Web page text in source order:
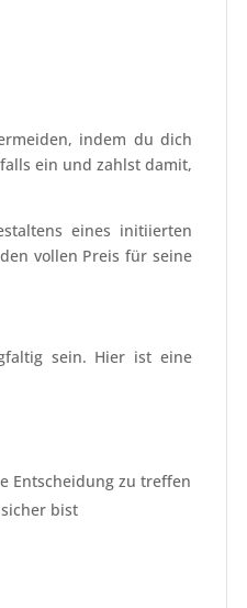
indem du dich
ein und zahlst damit,
eines initiierten
vollen Preis für seine
sein. Hier ist eine
Entscheidung zu treffen
bist